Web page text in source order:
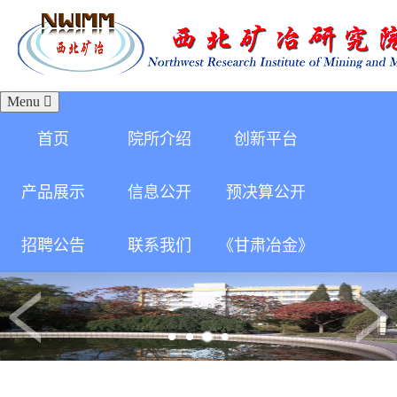
Menu
首页 院所介绍 创新平台
产品展示 信息公开 预决算公开
招聘公告 联系我们 《甘肃冶金》